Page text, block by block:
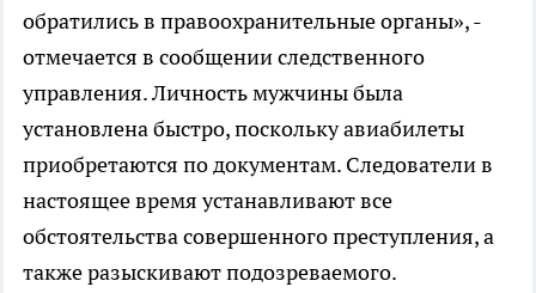
обратились в правоохранительные органы», -
отмечается в сообщении следственного
управления. Личность мужчины была
установлена быстро, поскольку авиабилеты
приобретаются по документам. Следователи в
настоящее время устанавливают все
обстоятельства совершенного преступления, а
также разыскивают подозреваемого.